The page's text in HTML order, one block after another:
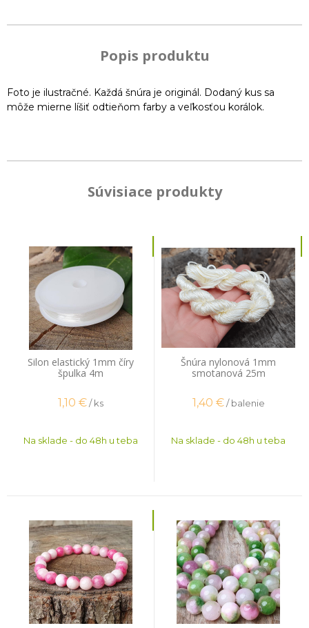
Popis produktu
Foto je ilustračné. Každá šnúra je originál. Dodaný kus sa
môže mierne líšiť odtieňom farby a veľkosťou korálok.
Súvisiace produkty
Silon elastický 1mm číry
špulka 4m
1,10 € / ks
Na sklade - do 48h u teba
Šnúra nylonová 1mm
smotanová 25m
1,40 € / balenie
Na sklade - do 48h u teba